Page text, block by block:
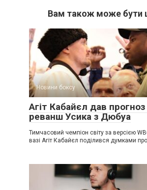
Вам також може бути
Новини боксу
Агіт Кабайєл дав
реванш Усика з Дюбуа
Тимчасовий чемпіон світу за версією
вазі Агіт Кабайєл поділився думками про